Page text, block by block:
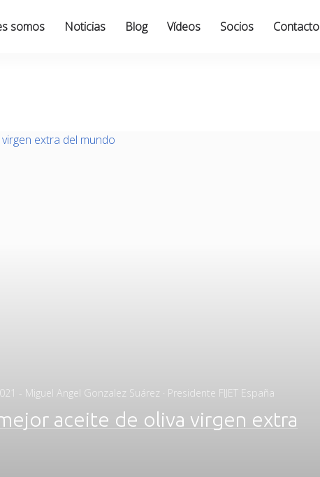
somos Noticias Blog Vídeos Socios Contacto
- Miguel Angel Gonzalez Suárez · Presidente FIJET España
aceite de oliva virgen extra